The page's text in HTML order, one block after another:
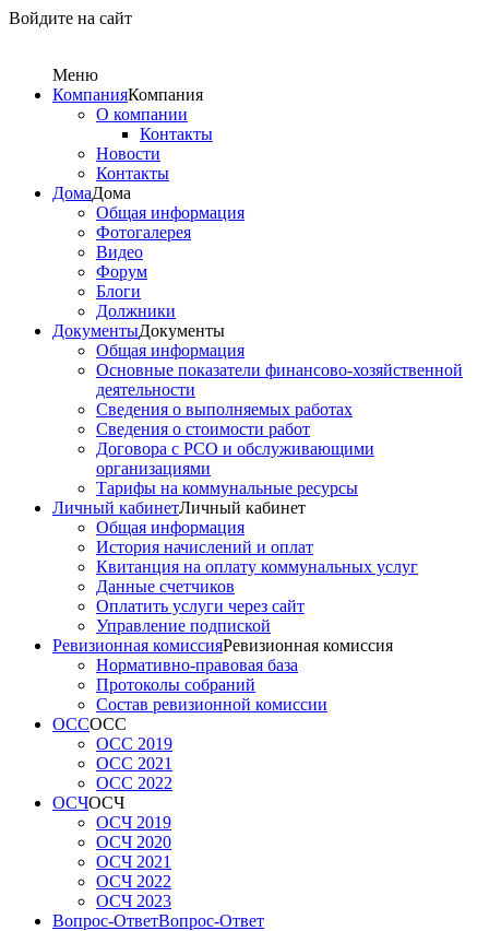
Войдите на сайт
Меню
КомпанияКомпания
О компании
Контакты
Новости
Контакты
ДомаДома
Общая информация
Фотогалерея
Видео
Форум
Блоги
Должники
ДокументыДокументы
Общая информация
Основные показатели финансово-хозяйственной
деятельности
Сведения о выполняемых работах
Сведения о стоимости работ
Договора с РСО и обслуживающими
организациями
Тарифы на коммунальные ресурсы
Личный кабинетЛичный кабинет
Общая информация
История начислений и оплат
Квитанция на оплату коммунальных услуг
Данные счетчиков
Оплатить услуги через сайт
Управление подпиской
Ревизионная комиссияРевизионная комиссия
Нормативно-правовая база
Протоколы собраний
Состав ревизионной комиссии
ОССОСС
ОСС 2019
ОСС 2021
ОСС 2022
ОСЧОСЧ
ОСЧ 2019
ОСЧ 2020
ОСЧ 2021
ОСЧ 2022
ОСЧ 2023
Вопрос-ОтветВопрос-Ответ